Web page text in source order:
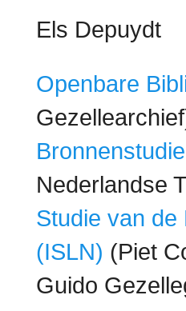
Els Depuydt
Openbare
Bronnenstudie
Nederlandse
Studie van de
(ISLN) (Piet
Guido